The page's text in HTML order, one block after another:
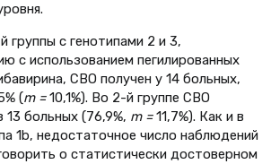
группы с генотипами 2 и 3,
с использованием пегилированных
СВО получен у 14 больных,
(m =10,1%). Во 2-й группе СВО
13 больных (76,9%, m =11,7%). Как и в
1b, недостаточное число наблюдений
о статистически достоверном